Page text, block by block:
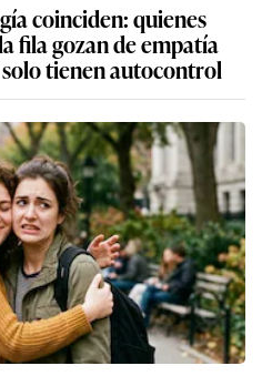
coinciden: quienes
fila gozan de empatía
tienen autocontrol